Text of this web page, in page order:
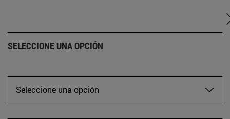
SELECCIONE UNA OPCIÓN
Seleccione una opción